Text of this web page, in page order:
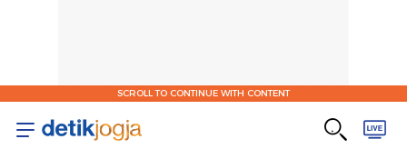
SCROLL TO CONTINUE WITH CONTENT